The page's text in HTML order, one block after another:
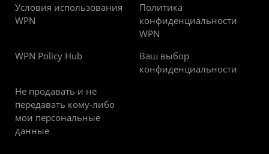
Условия использования
WPN
Политика
конфиденциальности
WPN
WPN Policy Hub
Ваш выбор
конфиденциальности
Не продавать и не
передавать кому-либо
мои персональные
данные